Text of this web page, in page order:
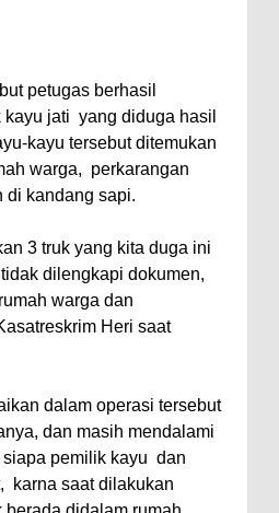
petugas berhasil
kayu jati yang diduga hasil
kayu tersebut ditemukan
warga, perkarangan
di kandang sapi.
3 truk yang kita duga ini
dilengkapi dokumen,
warga dan
Heri saat
dalam operasi tersebut
dan masih mendalami
pemilik kayu dan
karna saat dilakukan